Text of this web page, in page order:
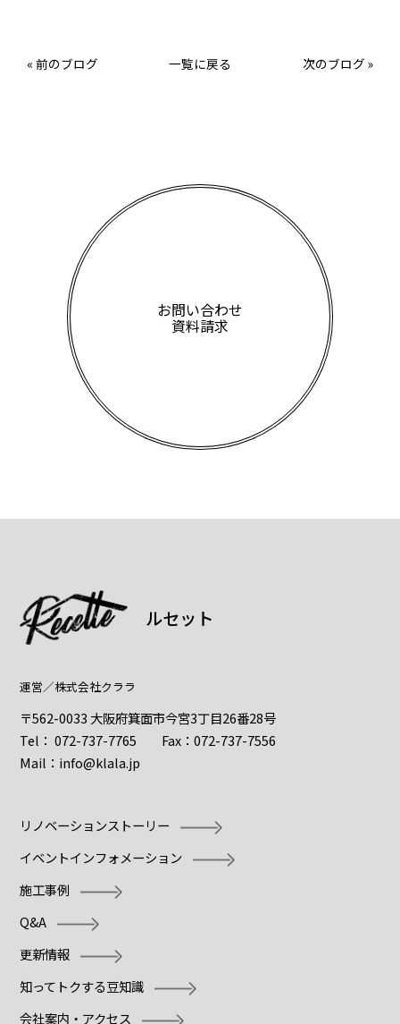
« 前のブログ 一覧に戻る 次のブログ »
お問い合わせ
資料請求
ルセット
運営／株式会社クララ
〒562-0033 大阪府箕面市今宮3丁目26番28号
Tel：072-737-7765 Fax：072-737-7556
Mail： info@klala.jp
リノベーションストーリー
イベントインフォメーション
施工事例
Q&A
更新情報
知ってトクする豆知識
会社案内・アクセス